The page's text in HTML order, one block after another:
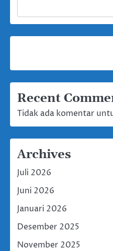
Recent
Tidak ada komentar
Archives
Juli 2026
Juni 2026
Januari 2026
Desember 2025
November 2025